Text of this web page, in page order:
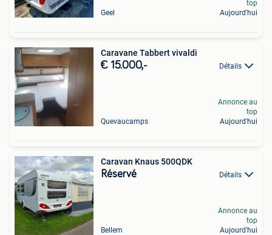
Geel
top
Aujourd'hui
Caravane Tabbert vivaldi
€ 15.000,- Détails
Quevaucamps
Annonce au
top
Aujourd'hui
Caravan Knaus 500QDK
Réservé Détails
Bellem
Annonce au
top
Aujourd'hui